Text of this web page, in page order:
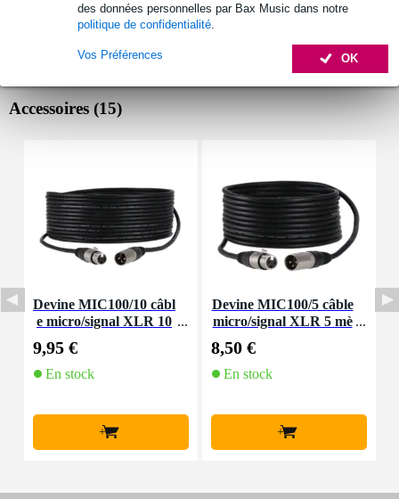
des données personnelles par Bax Music dans notre
politique de confidentialité
OK
Vos Préférences
Accessoires (15)
Devine MIC100/10 câbl
e micro/signal XLR 10
9,95 €
En stock
+
Devine MIC100/5 câble
micro/signal XLR 5 mè
8,50 €
En stock
+